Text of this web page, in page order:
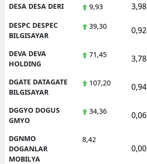
DESA DESA DERI 9,93 3,98
DESPC DESPEC
BILGISAYAR
39,30 0,92
DEVA DEVA
HOLDING
71,45 3,78
DGATE DATAGATE
BILGISAYAR
107,20 0,94
DGGYO DOGUS
GMYO
34,36 0,06
DGNMO
DOGANLAR
MOBILYA
8,42
0,00